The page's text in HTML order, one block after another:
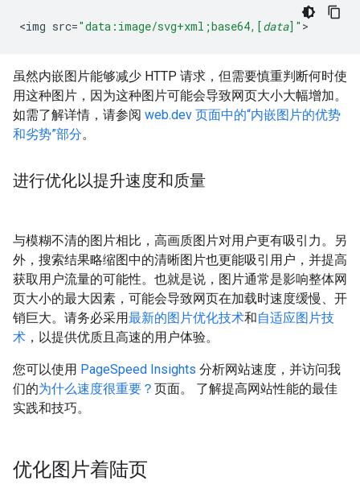
<img src="data:image/svg+xml;base64,[data]" >
虽然内嵌图片能够减少 HTTP 请求，但需要慎重判断何时使
用这种图片，因为这种图片可能会导致网页大小大幅增加。
如需了解详情，请参阅 web.dev 页面中的“内嵌图片的优势
和劣势”部分。
进行优化以提升速度和质量
与模糊不清的图片相比，高画质图片对用户更有吸引力。另
外，搜索结果略缩图中的清晰图片也更能吸引用户，并提高
获取用户流量的可能性。也就是说，图片通常是影响整体网
页大小的最大因素，可能会导致网页在加载时速度缓慢、开
销巨大。请务必采用最新的图片优化技术和自适应图片技
术 ，以提供优质且高速的用户体验。
您可以使用 PageSpeed Insights 分析网站速度，并访问我
们的为什么速度很重要？ 页面。 了解提高网站性能的最佳
实践和技巧。
优化图片着陆页